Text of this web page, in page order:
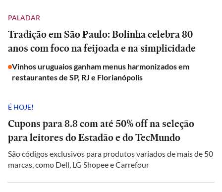
PALADAR
Tradição em São Paulo: Bolinha celebra 80
anos com foco na feijoada e na simplicidade
Vinhos uruguaios ganham menus harmonizados em
restaurantes de SP, RJ e Florianópolis
É HOJE!
Cupons para 8.8 com até 50% off na seleção
para leitores do Estadão e do TecMundo
São códigos exclusivos para produtos variados de mais de 50
marcas, como Dell, LG Shopee e Carrefour